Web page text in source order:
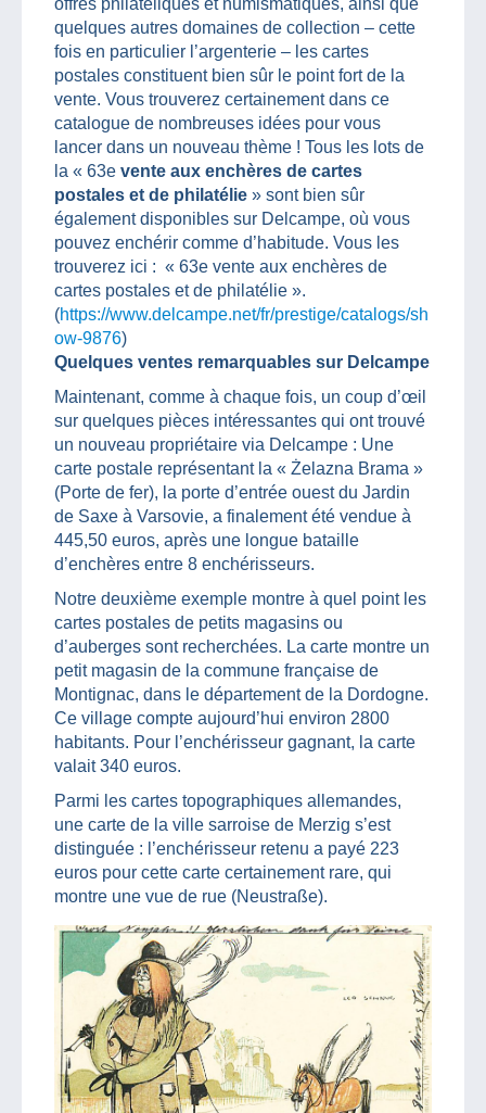
offres philatéliques et numismatiques, ainsi que
quelques autres domaines de collection – cette
fois en particulier l’argenterie – les cartes
postales constituent bien sûr le point fort de la
vente. Vous trouverez certainement dans ce
catalogue de nombreuses idées pour vous
lancer dans un nouveau thème ! Tous les lots de
la « 63e vente aux enchères de cartes
postales et de philatélie » sont bien sûr
également disponibles sur Delcampe, où vous
pouvez enchérir comme d’habitude. Vous les
trouverez ici : « 63e vente aux enchères de
cartes postales et de philatélie ».
(https://www.delcampe.net/fr/prestige/catalogs/sh
ow-9876)
Quelques ventes remarquables sur Delcampe
Maintenant, comme à chaque fois, un coup d’œil
sur quelques pièces intéressantes qui ont trouvé
un nouveau propriétaire via Delcampe : Une
carte postale représentant la « Żelazna Brama »
(Porte de fer), la porte d’entrée ouest du Jardin
de Saxe à Varsovie, a finalement été vendue à
445,50 euros, après une longue bataille
d’enchères entre 8 enchérisseurs.
Notre deuxième exemple montre à quel point les
cartes postales de petits magasins ou
d’auberges sont recherchées. La carte montre un
petit magasin de la commune française de
Montignac, dans le département de la Dordogne.
Ce village compte aujourd’hui environ 2800
habitants. Pour l’enchérisseur gagnant, la carte
valait 340 euros.
Parmi les cartes topographiques allemandes,
une carte de la ville sarroise de Merzig s’est
distinguée : l’enchérisseur retenu a payé 223
euros pour cette carte certainement rare, qui
montre une vue de rue (Neustraße).